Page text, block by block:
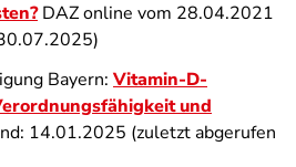
DAZ online vom 28.04.2021
Bayern: Vitamin-D-
und
14.01.2025 (zuletzt abgerufen